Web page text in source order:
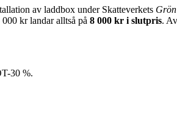
av laddbox under Skatteverkets
kr landar alltså på 8 000 kr i slutpris.
30 %.